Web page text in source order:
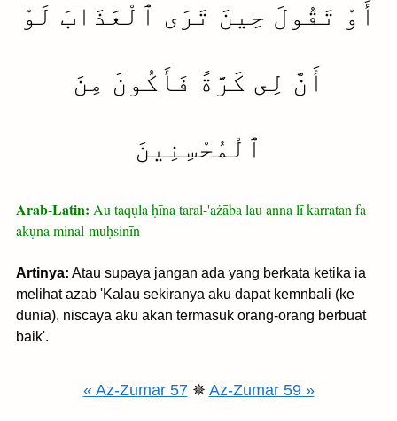
أَوْ تَقُولَ حِينَ تَرَى ٱلْعَذَابَ لَوْ
أَنَّ لِى كَرَّةً فَأَكُونَ مِنَ
ٱلْمُحْسِنِينَ
Arab-Latin: Au taqụla ḥīna taral-'ażāba lau anna lī karratan fa
akụna minal-muḥsinīn
Artinya: Atau supaya jangan ada yang berkata ketika ia
melihat azab 'Kalau sekiranya aku dapat kemnbali (ke
dunia), niscaya aku akan termasuk orang-orang berbuat
baik'.
« Az-Zumar 57✵ Az-Zumar 59 »